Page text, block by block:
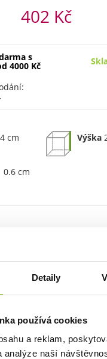
Detaily
používá cookies
a reklam,
analýze naší
402 Kč
s
4000 Kč
4 cm Výška
0.6 cm
DO KOŠÍKU